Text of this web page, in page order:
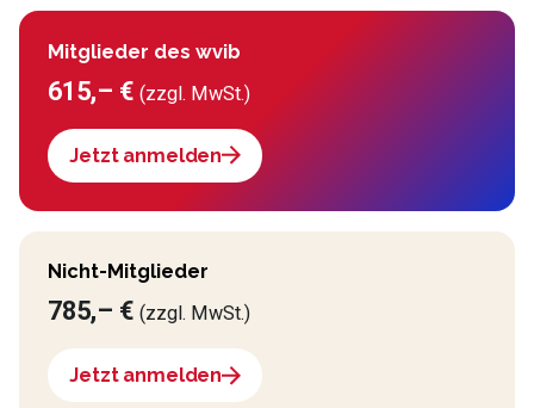
Mitglieder des wvib
615,– €(zzgl. MwSt.)
Jetzt anmelden
Nicht-Mitglieder
785,– €(zzgl. MwSt.)
Jetzt anmelden